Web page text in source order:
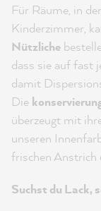
Für Räume, in
Kinderzimmer,
Nützliche
dass sie auf fast
damit
Die
überzeugt mit
unseren
frischen Anstrich
Suchst du Lack,